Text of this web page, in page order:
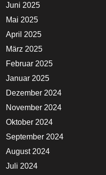
Juni 2025
Mai 2025
April 2025
März 2025
Februar 2025
Januar 2025
Dezember 2024
November 2024
Oktober 2024
September 2024
August 2024
Juli 2024